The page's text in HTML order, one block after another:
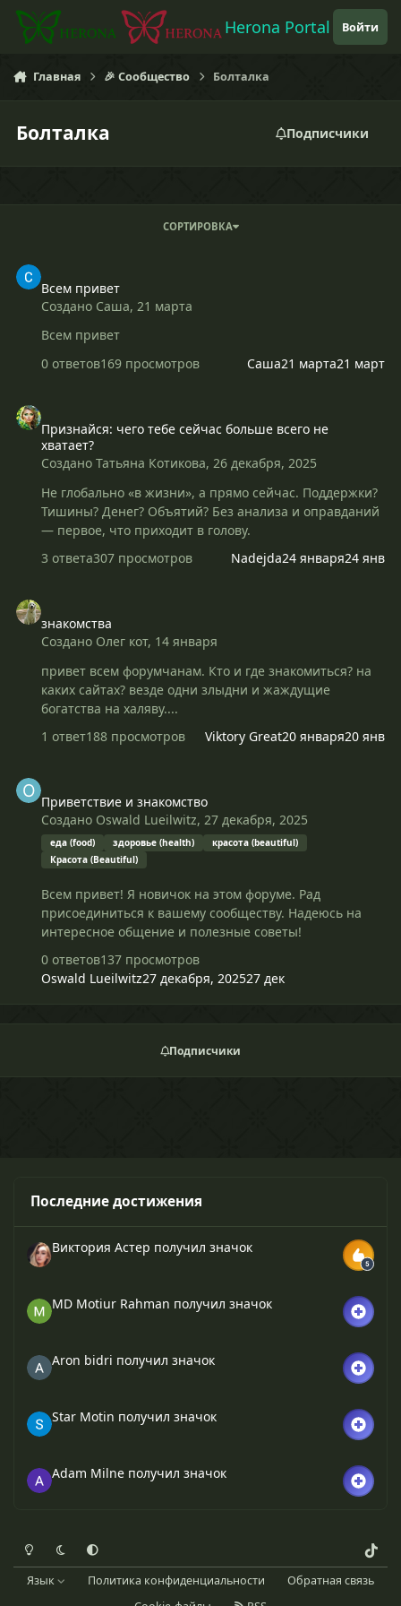
Перейти к содержанию
Herona Portal Войти
Главная 🎉 Сообщество Болталка
Болталка Подписчики
СОРТИРОВКА
Всем привет
Создано Саша,21 марта
Всем привет
0 ответов169 просмотров Саша21 марта21 март
Признайся: чего тебе сейчас больше всего не
хватает?
СозданоТатьяна Котикова,26 декабря, 2025
Не глобально «в жизни», а прямо сейчас. Поддержки?
Тишины? Денег? Объятий? Без анализа и оправданий
— первое, что приходит в голову.
3 ответа307 просмотров Nadejda24 января24 янв
знакомства
Создано Олег кот, 14 января
привет всем форумчанам. Кто и где знакомиться? на
каких сайтах? везде одни злыдни и жаждущие
богатства на халяву....
1 ответ188 просмотров Viktory Great20 января20 янв
Приветствие и знакомство
Создано Oswald Lueilwitz,27 декабря, 2025
еда (food) здоровье (health)
красота (beautiful)
Красота (Beautiful)
Всем привет! Я новичок на этом форуме. Рад
присоединиться к вашему сообществу. Надеюсь на
интересное общение и полезные советы!
0 ответов137 просмотров
Oswald Lueilwitz27 декабря, 202527 дек
Подписчики
Последние достижения
Виктория Астер получил значок
MD Motiur Rahman получил значок
Aron bidri получил значок
Star Motin получил значок
Adam Milne получил значок
Светлый режим
Темный режим
Системные предпочтения
i
k
Язык Политика конфиденциальности
Обратная связь